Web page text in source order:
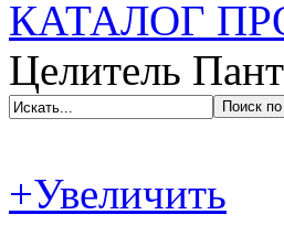
КАТАЛОГ
Целитель
+Увеличить